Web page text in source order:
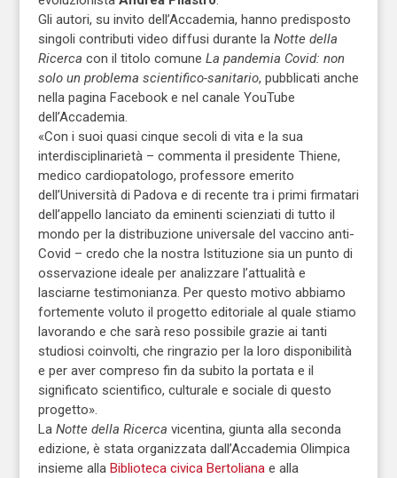
Gli autori, su invito dell’Accademia, hanno predisposto
singoli contributi video diffusi durante la Notte della
Ricerca con il titolo comune La pandemia Covid: non
solo un problema scientifico-sanitario, pubblicati anche
nella pagina Facebook e nel canale YouTube
dell’Accademia.
«Con i suoi quasi cinque secoli di vita e la sua
interdisciplinarietà – commenta il presidente Thiene,
medico cardiopatologo, professore emerito
dell’Università di Padova e di recente tra i primi firmatari
dell’appello lanciato da eminenti scienziati di tutto il
mondo per la distribuzione universale del vaccino anti-
Covid – credo che la nostra Istituzione sia un punto di
osservazione ideale per analizzare l’attualità e
lasciarne testimonianza. Per questo motivo abbiamo
fortemente voluto il progetto editoriale al quale stiamo
lavorando e che sarà reso possibile grazie ai tanti
studiosi coinvolti, che ringrazio per la loro disponibilità
e per aver compreso fin da subito la portata e il
significato scientifico, culturale e sociale di questo
progetto».
La Notte della Ricerca vicentina, giunta alla seconda
edizione, è stata organizzata dall’Accademia Olimpica
insieme alla Biblioteca civica Bertolianae alla